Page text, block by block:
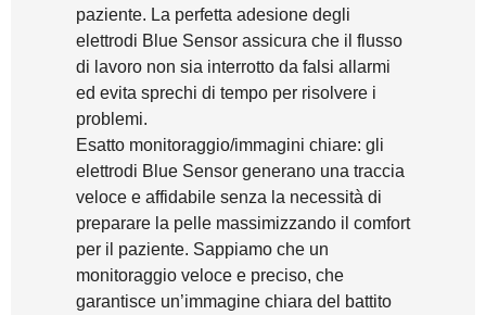
paziente. La perfetta adesione degli
elettrodi Blue Sensor assicura che il flusso
di lavoro non sia interrotto da falsi allarmi
ed evita sprechi di tempo per risolvere i
problemi.
Esatto monitoraggio/immagini chiare: gli
elettrodi Blue Sensor generano una traccia
veloce e affidabile senza la necessità di
preparare la pelle massimizzando il comfort
per il paziente. Sappiamo che un
monitoraggio veloce e preciso, che
garantisce un’immagine chiara del battito